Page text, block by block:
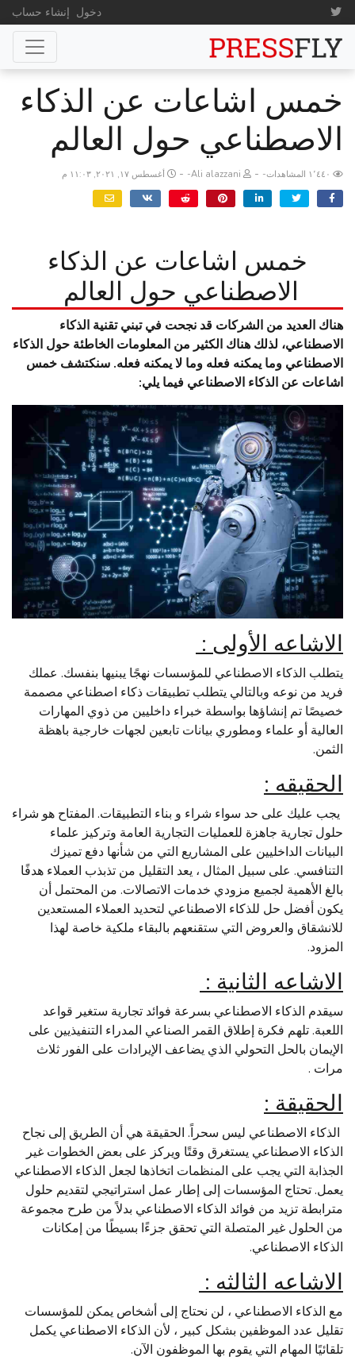
دخول إنشاء حساب
خمس اشاعات عن الذكاء
الاصطناعي حول العالم
-
- أغسطس ١٧, ٢٠٢١, ١١:٠٣ م
خمس اشاعات عن الذكاء
الاصطناعي حول العالم
هناك العديد من الشركات قد نجحت في تبني تقنية الذكاء
الاصطناعي، لذلك هناك الكثير من المعلومات الخاطئة حول الذكاء
الاصطناعي وما يمكنه فعله وما لا يمكنه فعله. سنكتشف خمس
اشاعات عن الذكاء الاصطناعي فيما يلي:
الاشاعه الأولى :
يتطلب الذكاء الاصطناعي للمؤسسات نهجًا يبنيها بنفسك. عملك
فريد من نوعه وبالتالي يتطلب تطبيقات ذكاء اصطناعي مصممة
خصيصًا تم إنشاؤها بواسطة خبراء داخليين من ذوي المهارات
العالية أو علماء ومطوري بيانات تابعين لجهات خارجية باهظة
الثمن.
الحقيقه :
يجب عليك على حد سواء شراء و بناء التطبيقات. المفتاح هو شراء
حلول تجارية جاهزة للعمليات التجارية العامة وتركيز علماء
البيانات الداخليين على المشاريع التي من شأنها دفع تميزك
التنافسي. على سبيل المثال ، يعد التقليل من تذبذب العملاء هدفًا
بالغ الأهمية لجميع مزودي خدمات الاتصالات. من المحتمل أن
يكون أفضل حل للذكاء الاصطناعي لتحديد العملاء المستعدين
للانشقاق والعروض التي ستقنعهم بالبقاء ملكية خاصة لهذا
المزود.
الاشاعه الثانية :
سيقدم الذكاء الاصطناعي بسرعة فوائد تجارية ستغير قواعد
اللعبة. تلهم فكرة إطلاق القمر الصناعي المدراء التنفيذيين على
الإيمان بالحل التحولي الذي يضاعف الإيرادات على الفور ثلاث
مرات .
الحقيقة :
الذكاء الاصطناعي ليس سحراً. الحقيقة هي أن الطريق إلى نجاح
الذكاء الاصطناعي يستغرق وقتًا ويركز على بعض الخطوات غير
الجذابة التي يجب على المنظمات اتخاذها لجعل الذكاء الاصطناعي
يعمل. تحتاج المؤسسات إلى إطار عمل استراتيجي لتقديم حلول
مترابطة تزيد من فوائد الذكاء الاصطناعي بدلاً من طرح مجموعة
من الحلول غير المتصلة التي تحقق جزءًا بسيطًا من إمكانات
الذكاء الاصطناعي.
الاشاعه الثالثه :
مع الذكاء الاصطناعي ، لن نحتاج إلى أشخاص يمكن للمؤسسات
تقليل عدد الموظفين بشكل كبير ، لأن الذكاء الاصطناعي يكمل
تلقائيًا المهام التي يقوم بها الموظفون الآن.